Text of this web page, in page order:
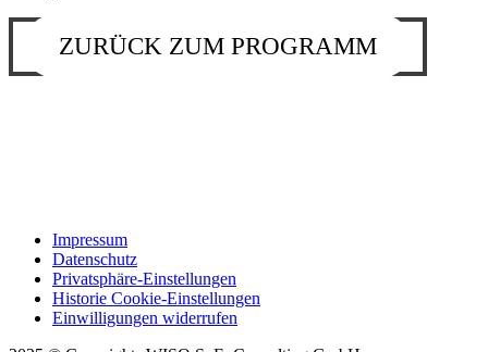
ZURÜCK ZUM PROGRAMM
Impressum
Datenschutz
Privatsphäre-Einstellungen
Historie Cookie-Einstellungen
Einwilligungen widerrufen